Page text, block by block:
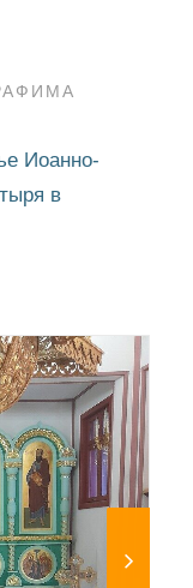
Иоанно-
в